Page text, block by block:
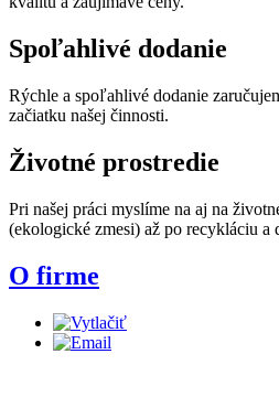
Spoľahlivé dodanie
Rýchle a spoľahlivé dodanie
začiatku našej činnosti.
Životné prostredie
Pri našej práci myslíme na aj na
(ekologické zmesi) až po recykláciu a
O firme